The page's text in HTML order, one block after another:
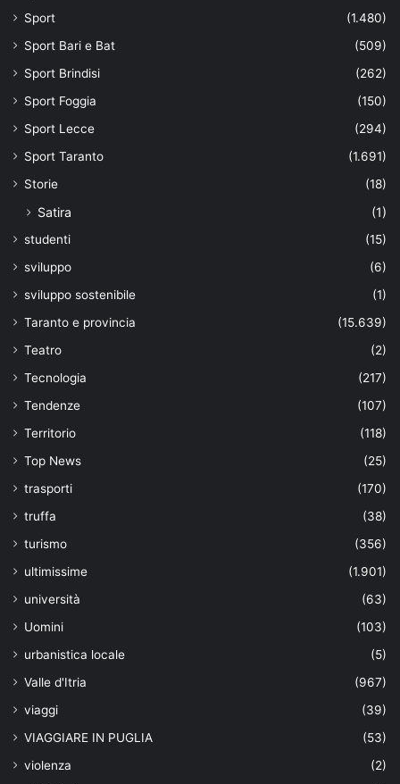
Sport
(1.480)
Sport Bari e Bat
(509)
Sport Brindisi
(262)
Sport Foggia
(150)
Sport Lecce
(294)
Sport Taranto
(1.691)
Storie
(18)
Satira (1)
studenti
(15)
sviluppo
(6)
sviluppo sostenibile
(1)
Taranto e provincia
(15.639)
Teatro
(2)
Tecnologia
(217)
Tendenze
(107)
Territorio
(118)
Top News
(25)
trasporti
(170)
truffa
(38)
turismo
(356)
ultimissime
(1.901)
università
(63)
Uomini
(103)
urbanistica locale
(5)
Valle d'Itria
(967)
viaggi
(39)
VIAGGIARE IN PUGLIA
(53)
violenza
(2)